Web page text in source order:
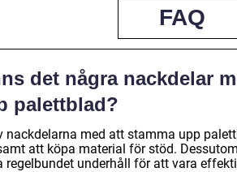
FAQ
det några nackdelar
palettblad?
nackdelarna med att stamma upp
att köpa material för stöd.
regelbundet underhåll för att vara